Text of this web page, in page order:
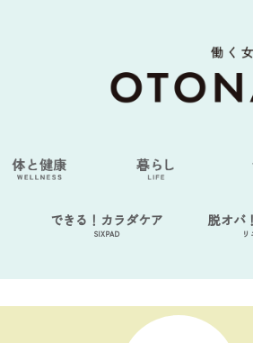
できる！カラダケア
SIXPAD
脱オバ
リ